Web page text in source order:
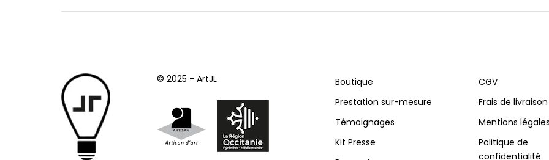
© 2025 - ArtJL
Boutique
Prestation sur-mesure
Témoignages
Kit Presse
CGV
Frais de livraison
Mentions
Politique de
confidentialité